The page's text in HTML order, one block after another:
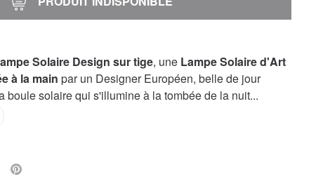
Solaire Design sur tige, une Lampe Solaire d'Art
à la main par un Designer Européen, belle de jour
boule solaire qui s'illumine à la tombée de la nuit...
FACEBOOK